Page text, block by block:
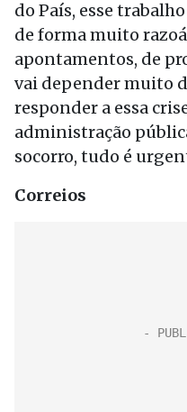
do País, esse
de forma muito
apontamentos, de
vai depender muito
responder a essa
administração
socorro, tudo é
Correios